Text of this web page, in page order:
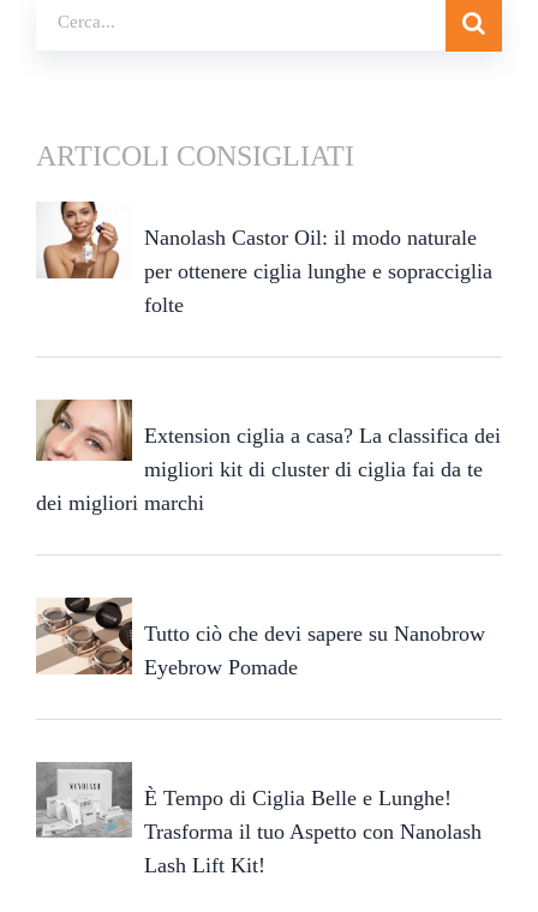
ARTICOLI CONSIGLIATI
Nanolash Castor Oil: il modo naturale
per ottenere ciglia lunghe e sopracciglia
folte
Extension ciglia a casa? La classifica dei
migliori kit di cluster di ciglia fai da te
dei migliori marchi
Tutto ciò che devi sapere su Nanobrow
Eyebrow Pomade
È Tempo di Ciglia Belle e Lunghe!
Trasforma il tuo Aspetto con Nanolash
Lash Lift Kit!